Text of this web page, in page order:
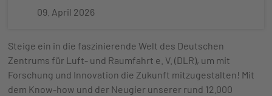
09. April 2026
Steige ein in die faszinierende Welt des Deutschen
Zentrums für Luft- und Raumfahrt e. V. (DLR), um mit
Forschung und Innovation die Zukunft mitzugestalten! Mit
dem Know-how und der Neugier unserer rund 12.000